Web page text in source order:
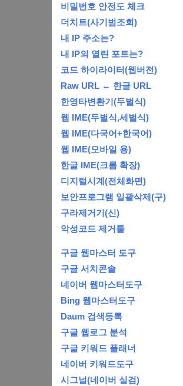
비밀번호 안전도 체크
더치트(사기범조회)
내 IP 주소는?
내 IP의 열린 포트는?
코드 하이라이터(웹버전)
Raw URL ↔ 한글 URL
한영타변환기(두벌식)
웹 IME(두벌식,세벌식)
웹 IME(다국어+한국어)
웹 IME(모바일 용)
한글 IME(크롬 확장)
디지털시계(전체화면)
보안프로그램 일괄삭제(구)
구라제거기(신)
악성코드 제거툴
구글 웹마스터 도구
구글 서치콘솔
네이버 웹마스터도구
Bing 웹마스터도구
Daum 검색등록
구글 웹로그 분석
구글 키워드 플래너
네이버 키워드도구
시그널(네이버 실검)